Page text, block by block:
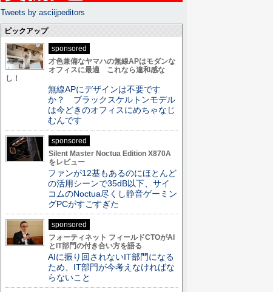
Tweets by asciijpeditors
ピックアップ
sponsored
才色兼備なヤマハの無線APはモダンな
オフィスに最適 これなら違和感な
し！
無線APにデザインは不要です
か？ ブラックスケルトンモデル
は今どきのオフィスにめちゃなじ
むんです
sponsored
Silent Master Noctua Edition X870A
をレビュー
ファンが12基もあるのにほとんど
の活用シーンで35dB以下、サイ
コムのNoctua尽くし静音ゲーミン
グPCがすごすぎた
sponsored
フォーティネット フィールドCTOがAI
とIT部門の付き合い方を語る
AIに振り回されないIT部門になる
ため、IT部門が今考えなければな
らないこと